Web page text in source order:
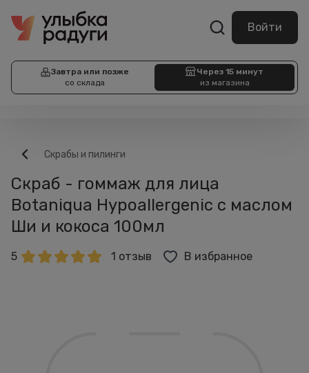
Войти
Завтра или позже
со склада
Через 15 минут
из магазина
Скрабы и пилинги
Скраб - гоммаж для лица
Botaniqua Hypoallergenic с маслом
Ши и кокоса 100мл
5 1 отзыв В избранное